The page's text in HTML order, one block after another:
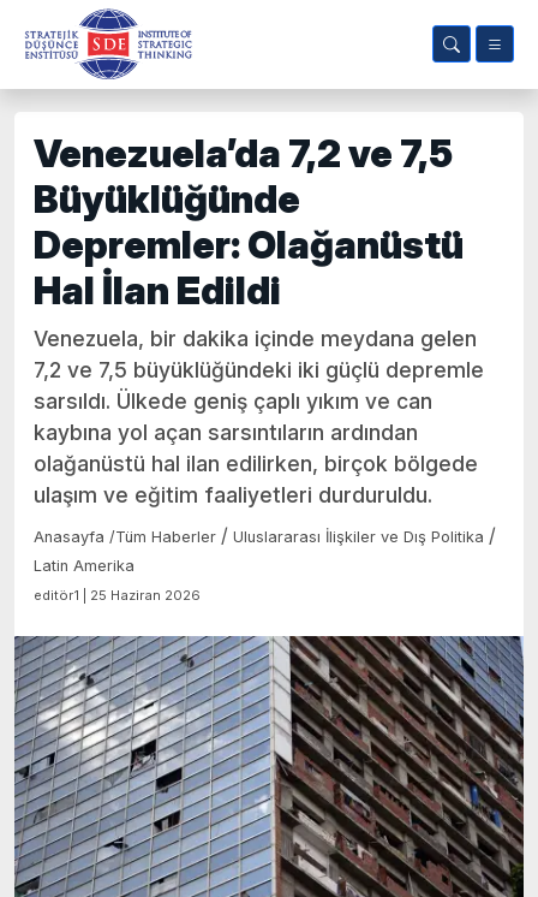
Venezuela’da 7,2 ve 7,5
Büyüklüğünde
Depremler: Olağanüstü
Hal İlan Edildi
Venezuela, bir dakika içinde meydana gelen
7,2 ve 7,5 büyüklüğündeki iki güçlü depremle
sarsıldı. Ülkede geniş çaplı yıkım ve can
kaybına yol açan sarsıntıların ardından
olağanüstü hal ilan edilirken, birçok bölgede
ulaşım ve eğitim faaliyetleri durduruldu.
Anasayfa /Tüm Haberler / Uluslararası İlişkiler ve Dış Politika /
Latin Amerika
editör1 | 25 Haziran 2026